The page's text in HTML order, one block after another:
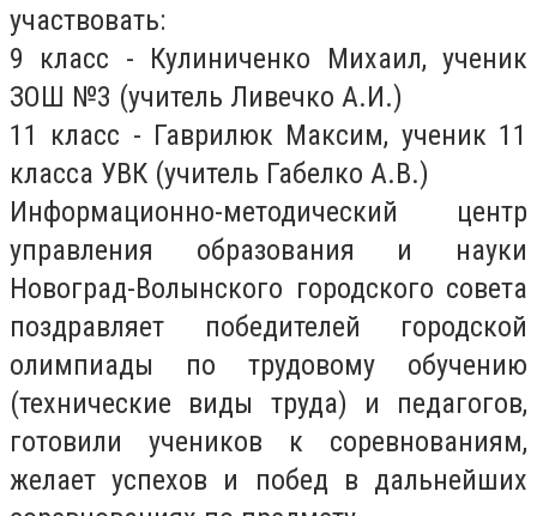
участвовать:
9 класс - Кулиниченко Михаил, ученик
ЗОШ №3 (учитель Ливечко А.И.)
11 класс - Гаврилюк Максим, ученик 11
класса УВК (учитель Габелко А.В.)
Информационно-методический центр
управления образования и науки
Новоград-Волынского городского совета
поздравляет победителей городской
олимпиады по трудовому обучению
(технические виды труда) и педагогов,
готовили учеников к соревнованиям,
желает успехов и побед в дальнейших